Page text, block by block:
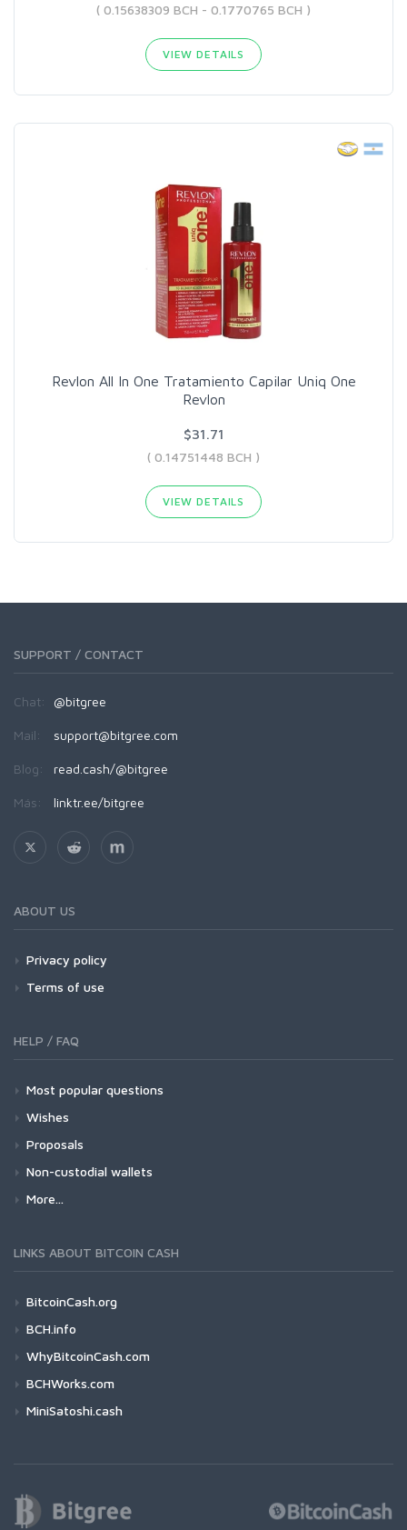
( 0.15638309 BCH - 0.1770765 BCH )
VIEW DETAILS
Revlon All In One Tratamiento Capilar Uniq One
Revlon
$31.71
( 0.14751448 BCH )
VIEW DETAILS
SUPPORT / CONTACT
Chat: @bitgree
Mail: support@bitgree.com
Blog: read.cash/@bitgree
Más: linktr.ee/bitgree
ABOUT US
Privacy policy
Terms of use
HELP / FAQ
Most popular questions
Wishes
Proposals
Non-custodial wallets
More...
LINKS ABOUT BITCOIN CASH
BitcoinCash.org
BCH.info
WhyBitcoinCash.com
BCHWorks.com
MiniSatoshi.cash